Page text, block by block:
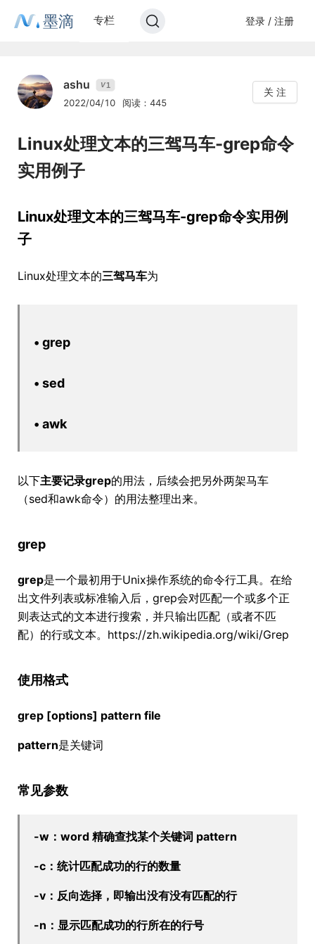
墨滴 专栏 登录 / 注册
ashu V1
2022/04/10 阅读：445
关 注
Linux处理文本的三驾马车-grep命令
实用例子
Linux处理文本的三驾马车-grep命令实用例
子
Linux处理文本的三驾马车为
• grep
• sed
• awk
以下主要记录grep的用法，后续会把另外两架马车
（sed和awk命令）的用法整理出来。
grep
grep是一个最初用于Unix操作系统的命令行工具。在给
出文件列表或标准输入后，grep会对匹配一个或多个正
则表达式的文本进行搜索，并只输出匹配（或者不匹
配）的行或文本。https://zh.wikipedia.org/wiki/Grep
使用格式
grep [options] pattern file
pattern是关键词
常见参数
-w：word 精确查找某个关键词 pattern
-c：统计匹配成功的行的数量
-v：反向选择，即输出没有没有匹配的行
-n：显示匹配成功的行所在的行号